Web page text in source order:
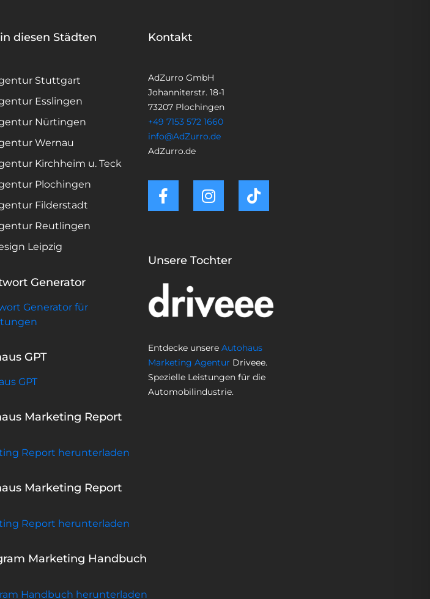
diesen Städten
Stuttgart
Esslingen
Nürtingen
Wernau
Kirchheim u. Teck
Plochingen
Filderstadt
Reutlingen
Leipzig
Generator
Generator für
GPT
GPT
Marketing Report
Report herunterladen
Marketing Report
Report herunterladen
Marketing Handbuch
Handbuch herunterladen
Kontakt
AdZurro GmbH
Johanniterstr. 18-1
73207 Plochingen
+49 7153 572 1660
info@AdZurro.de
AdZurro.de
Unsere Tochter
Entdecke unsere Autohaus
Marketing Agentur Driveee.
Spezielle Leistungen für die
Automobilindustrie.